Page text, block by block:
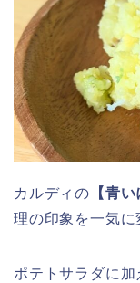
カルディの 【青
理の印象を一気に
ポテトサラダに